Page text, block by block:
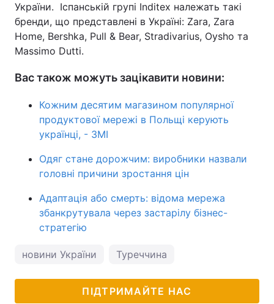
України. Іспанській групі Inditex належать такі
бренди, що представлені в Україні: Zara, Zara
Home, Bershka, Pull & Bear, Stradivarius, Oysho та
Massimo Dutti.
Вас також можуть зацікавити новини:
Кожним десятим магазином популярної
продуктової мережі в Польщі керують
українці, - ЗМІ
Одяг стане дорожчим: виробники назвали
головні причини зростання цін
Адаптація або смерть: відома мережа
збанкрутувала через застарілу бізнес-
стратегію
новини України Туреччина
ПІДТРИМАЙТЕ НАС